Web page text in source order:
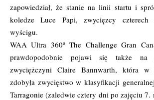
zapowiedział, że stanie na linii startu i
koledze Luce Papi, zwycięzcy
wyścigu.
WAA Ultra 360º The Challenge Gran
prawdopodobnie pojawi się także na
zwyciężczyni Claire Bannwarth, która w
zdobyła zwycięstwo w klasyfikacji
Tarragonie (zaledwie cztery dni po zajęciu 7.